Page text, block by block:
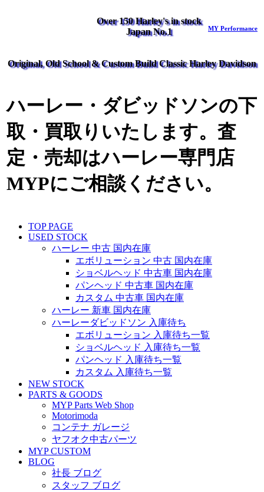
Over 150 Harley's in stock
Japan No.1
MY Performance
Original, Old School & Custom Build Classic Harley Davidson
ハーレー・ダビッドソンの下
取・買取りいたします。査
定・売却はハーレー専門店
MYPにご相談ください。
TOP PAGE
USED STOCK
ハーレー 中古 国内在庫
エボリューション 中古 国内在庫
ショベルヘッド 中古車 国内在庫
パンヘッド 中古車 国内在庫
カスタム 中古車 国内在庫
ハーレー 新車 国内在庫
ハーレーダビッドソン 入庫待ち
エボリューション 入庫待ち一覧
ショベルヘッド 入庫待ち一覧
パンヘッド 入庫待ち一覧
カスタム 入庫待ち一覧
NEW STOCK
PARTS & GOODS
MYP Parts Web Shop
Motorimoda
コンテナ ガレージ
ヤフオク中古パーツ
MYP CUSTOM
BLOG
社長 ブログ
スタッフ ブログ